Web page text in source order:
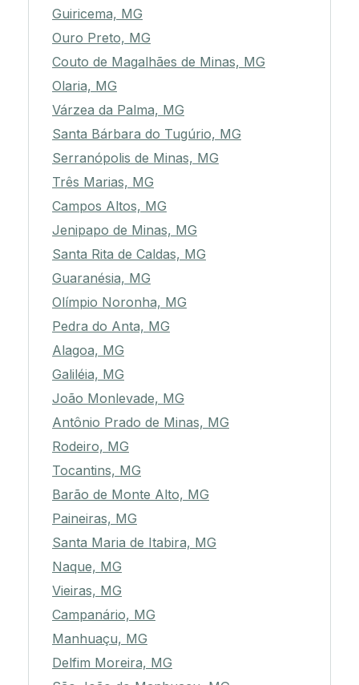
Guiricema, MG
Ouro Preto, MG
Couto de Magalhães de Minas, MG
Olaria, MG
Várzea da Palma, MG
Santa Bárbara do Tugúrio, MG
Serranópolis de Minas, MG
Três Marias, MG
Campos Altos, MG
Jenipapo de Minas, MG
Santa Rita de Caldas, MG
Guaranésia, MG
Olímpio Noronha, MG
Pedra do Anta, MG
Alagoa, MG
Galiléia, MG
João Monlevade, MG
Antônio Prado de Minas, MG
Rodeiro, MG
Tocantins, MG
Barão de Monte Alto, MG
Paineiras, MG
Santa Maria de Itabira, MG
Naque, MG
Vieiras, MG
Campanário, MG
Manhuaçu, MG
Delfim Moreira, MG